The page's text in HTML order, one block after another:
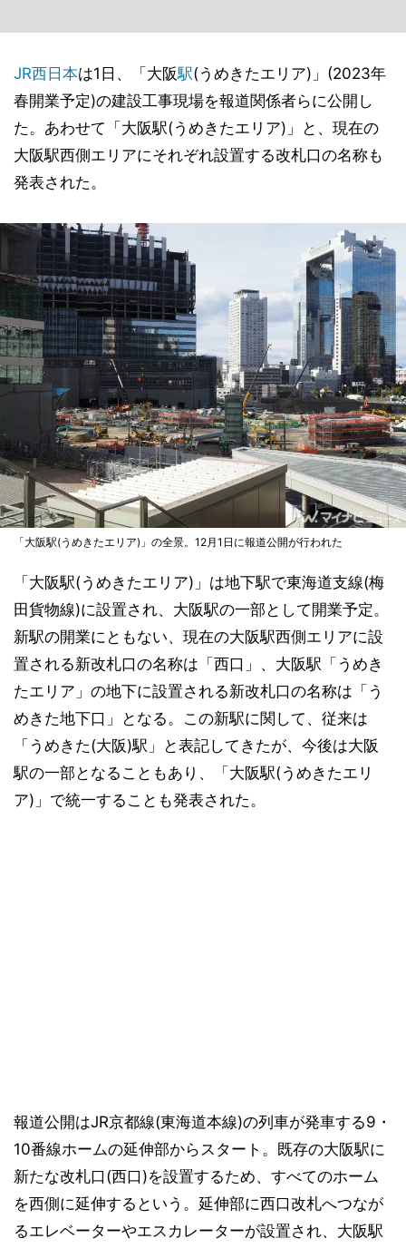
JR西日本は1日、「大阪駅(うめきたエリア)」(2023年
春開業予定)の建設工事現場を報道関係者らに公開し
た。あわせて「大阪駅(うめきたエリア)」と、現在の
大阪駅西側エリアにそれぞれ設置する改札口の名称も
発表された。
「大阪駅(うめきたエリア)」の全景。12月1日に報道公開が行われた
「大阪駅(うめきたエリア)」は地下駅で東海道支線(梅
田貨物線)に設置され、大阪駅の一部として開業予定。
新駅の開業にともない、現在の大阪駅西側エリアに設
置される新改札口の名称は「西口」、大阪駅「うめき
たエリア」の地下に設置される新改札口の名称は「う
めきた地下口」となる。この新駅に関して、従来は
「うめきた(大阪)駅」と表記してきたが、今後は大阪
駅の一部となることもあり、「大阪駅(うめきたエリ
ア)」で統一することも発表された。
報道公開はJR京都線(東海道本線)の列車が発車する9・
10番線ホームの延伸部からスタート。既存の大阪駅に
新たな改札口(西口)を設置するため、すべてのホーム
を西側に延伸するという。延伸部に西口改札へつなが
るエレベーターやエスカレーターが設置され、大阪駅